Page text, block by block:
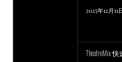
2025年12月11
TheatreMix